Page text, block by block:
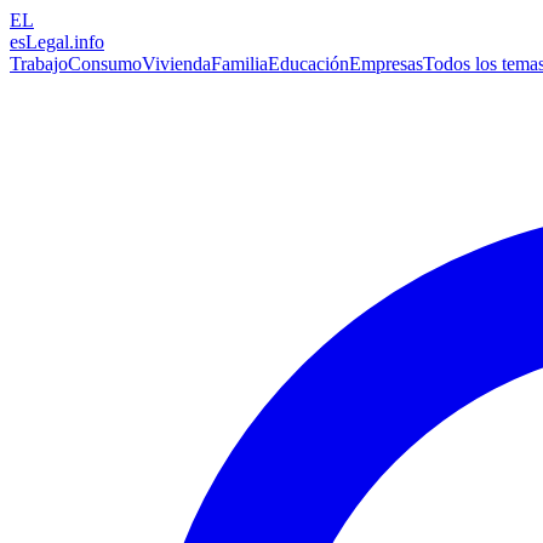
EL
esLegal.info
TrabajoConsumoViviendaFamiliaEducaciónEmpresasTodos los